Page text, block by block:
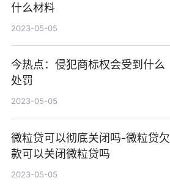
什么材料
2023-05-05
今热点：侵犯商标权会受到什么
处罚
2023-05-05
微粒贷可以彻底关闭吗-微粒贷欠
款可以关闭微粒贷吗
2023-05-05